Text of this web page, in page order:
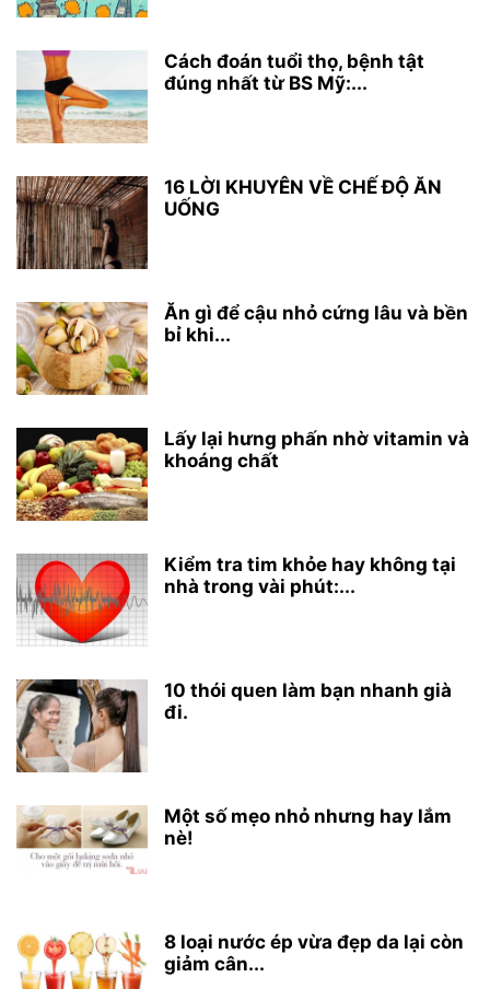
Cách đoán tuổi thọ, bệnh tật
đúng nhất từ BS Mỹ:...
16 LỜI KHUYÊN VỀ CHẾ ĐỘ ĂN
UỐNG
Ăn gì để cậu nhỏ cứng lâu và bền
bỉ khi...
Lấy lại hưng phấn nhờ vitamin và
khoáng chất
Kiểm tra tim khỏe hay không tại
nhà trong vài phút:...
10 thói quen làm bạn nhanh già
đi.
Một số mẹo nhỏ nhưng hay lắm
nè!
8 loại nước ép vừa đẹp da lại còn
giảm cân...